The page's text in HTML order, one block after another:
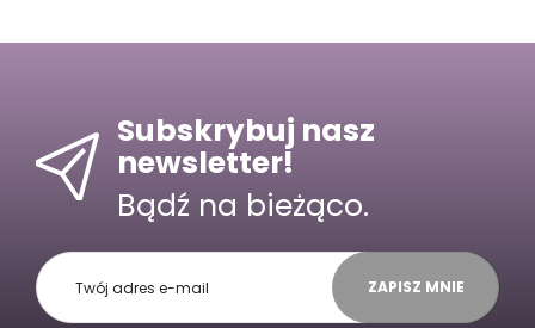
Subskrybuj nasz
newsletter!
Bądź na bieżąco.
ZAPISZ MNIE